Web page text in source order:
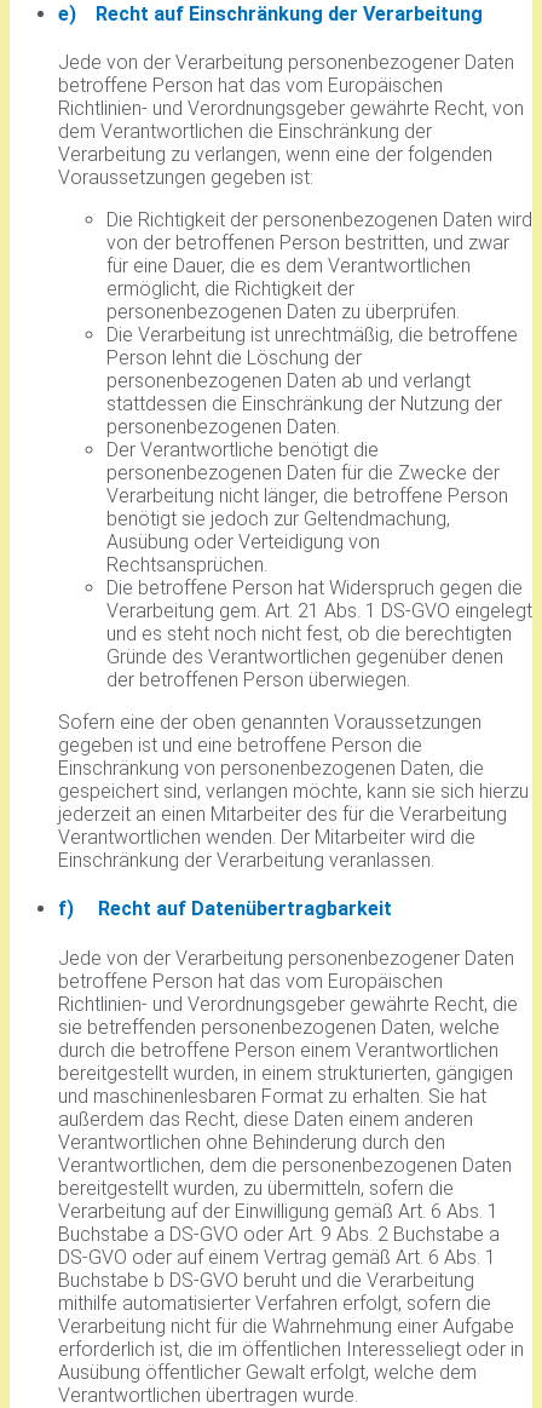
e) Recht auf Einschränkung der Verarbeitung
Jede von der Verarbeitung personenbezogener Daten
betroffene Person hat das vom Europäischen
Richtlinien- und Verordnungsgeber gewährte Recht, von
dem Verantwortlichen die Einschränkung der
Verarbeitung zu verlangen, wenn eine der folgenden
Voraussetzungen gegeben ist:
Die Richtigkeit der personenbezogenen Daten wird
von der betroffenen Person bestritten, und zwar
für eine Dauer, die es dem Verantwortlichen
ermöglicht, die Richtigkeit der
personenbezogenen Daten zu überprüfen.
Die Verarbeitung ist unrechtmäßig, die betroffene
Person lehnt die Löschung der
personenbezogenen Daten ab und verlangt
stattdessen die Einschränkung der Nutzung der
personenbezogenen Daten.
Der Verantwortliche benötigt die
personenbezogenen Daten für die Zwecke der
Verarbeitung nicht länger, die betroffene Person
benötigt sie jedoch zur Geltendmachung,
Ausübung oder Verteidigung von
Rechtsansprüchen.
Die betroffene Person hat Widerspruch gegen die
Verarbeitung gem. Art. 21 Abs. 1 DS-GVO eingelegt
und es steht noch nicht fest, ob die berechtigten
Gründe des Verantwortlichen gegenüber denen
der betroffenen Person überwiegen.
Sofern eine der oben genannten Voraussetzungen
gegeben ist und eine betroffene Person die
Einschränkung von personenbezogenen Daten, die
gespeichert sind, verlangen möchte, kann sie sich hierzu
jederzeit an einen Mitarbeiter des für die Verarbeitung
Verantwortlichen wenden. Der Mitarbeiter wird die
Einschränkung der Verarbeitung veranlassen.
f) Recht auf Datenübertragbarkeit
Jede von der Verarbeitung personenbezogener Daten
betroffene Person hat das vom Europäischen
Richtlinien- und Verordnungsgeber gewährte Recht, die
sie betreffenden personenbezogenen Daten, welche
durch die betroffene Person einem Verantwortlichen
bereitgestellt wurden, in einem strukturierten, gängigen
und maschinenlesbaren Format zu erhalten. Sie hat
außerdem das Recht, diese Daten einem anderen
Verantwortlichen ohne Behinderung durch den
Verantwortlichen, dem die personenbezogenen Daten
bereitgestellt wurden, zu übermitteln, sofern die
Verarbeitung auf der Einwilligung gemäß Art. 6 Abs. 1
Buchstabe a DS-GVO oder Art. 9 Abs. 2 Buchstabe a
DS-GVO oder auf einem Vertrag gemäß Art. 6 Abs. 1
Buchstabe b DS-GVO beruht und die Verarbeitung
mithilfe automatisierter Verfahren erfolgt, sofern die
Verarbeitung nicht für die Wahrnehmung einer Aufgabe
erforderlich ist, die im öffentlichen Interesseliegt oder in
Ausübung öffentlicher Gewalt erfolgt, welche dem
Verantwortlichen übertragen wurde.